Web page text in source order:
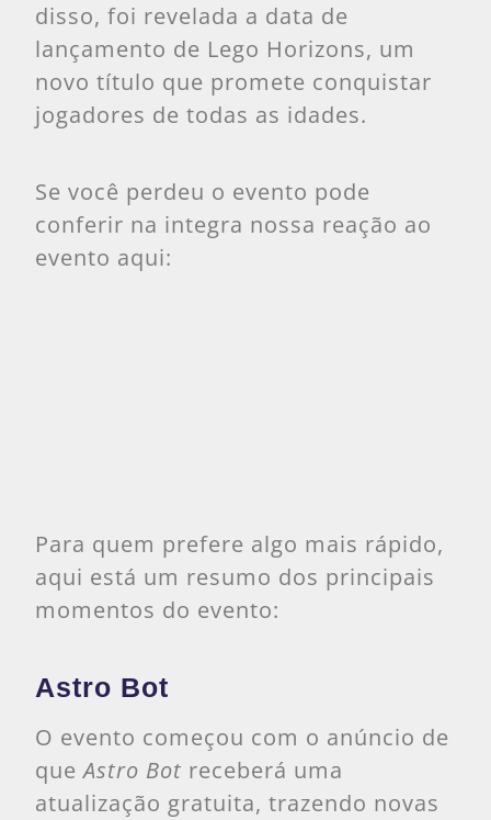
disso, foi revelada a data de
lançamento de Lego Horizons, um
novo título que promete conquistar
jogadores de todas as idades.
Se você perdeu o evento pode
conferir na integra nossa reação ao
evento aqui:
Para quem prefere algo mais rápido,
aqui está um resumo dos principais
momentos do evento:
Astro Bot
O evento começou com o anúncio de
queAstro Bot receberá uma
atualização gratuita, trazendo novas